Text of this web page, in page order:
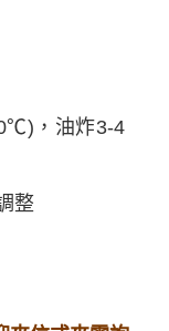
℃) ，油炸3-4
整